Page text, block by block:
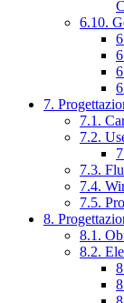
6.10.
7.
7.1.
7.2.
7.3.
7.4.
7.5.
8.
8.1.
8.2.